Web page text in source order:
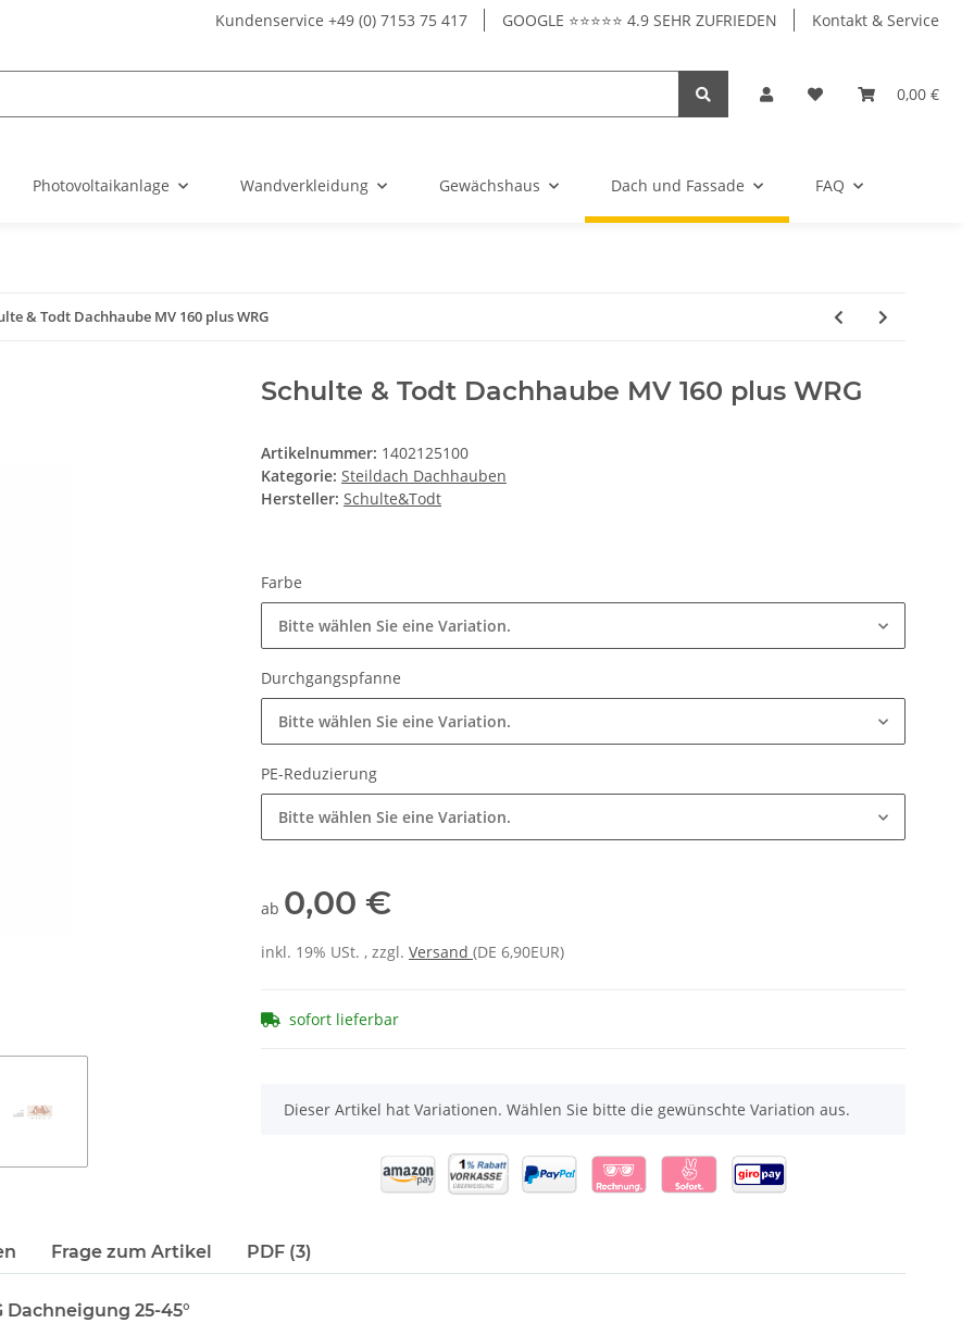
Kundenservice +49 (0) 7153 75 417 GOOGLE ⭐⭐⭐⭐⭐ 4.9 SEHR ZUFRIEDEN Kontakt & Service
0,00 €
Photovoltaikanlage Wandverkleidung Gewächshaus Dach und Fassade FAQ
& Todt Dachhaube MV 160 plus WRG
Schulte & Todt Dachhaube MV 160 plus WRG
Artikelnummer: 1402125100
Kategorie: Steildach Dachhauben
Hersteller: Schulte&Todt
Farbe
Bitte wählen Sie eine Variation.
Durchgangspfanne
Bitte wählen Sie eine Variation.
PE-Reduzierung
Bitte wählen Sie eine Variation.
ab 0,00 €
inkl. 19% USt. , zzgl. Versand (DE 6,90EUR)
sofort lieferbar
x
Dieser Artikel hat Variationen. Wählen Sie bitte die gewünschte Variation aus.
Frage zum Artikel PDF (3)
Dachneigung 25-45°